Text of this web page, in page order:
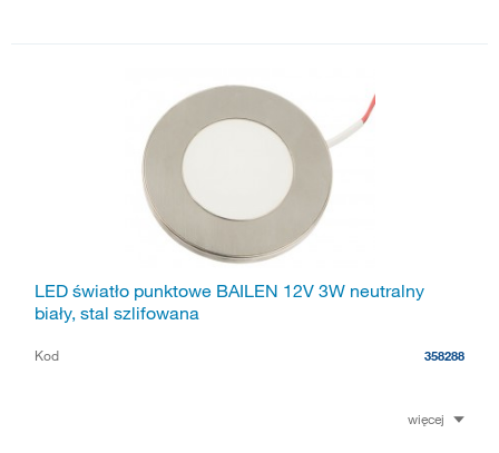
LED światło punktowe BAILEN 12V 3W neutralny
biały, stal szlifowana
Kod 358288
więcej